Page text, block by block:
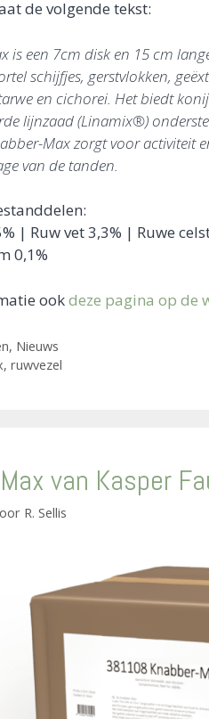
de volgende tekst:
is een 7cm disk en 15 cm
schijfjes, gerstvlokken,
en cichorei. Het biedt
lijnzaad (Linamix®)
Max zorgt voor activiteit
van de tanden.
| Ruw vet 3,3% | Ruwe
0,1%
ookdeze pagina op de
, Nieuws
,ruwvezel
van Kasper
R. Sellis